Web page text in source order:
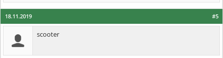
#5
18.11.2019
scooter